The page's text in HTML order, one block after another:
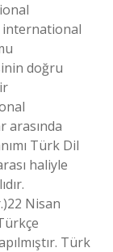
doğru
arasında
Türk Dil
haliyle
Nisan
Türk